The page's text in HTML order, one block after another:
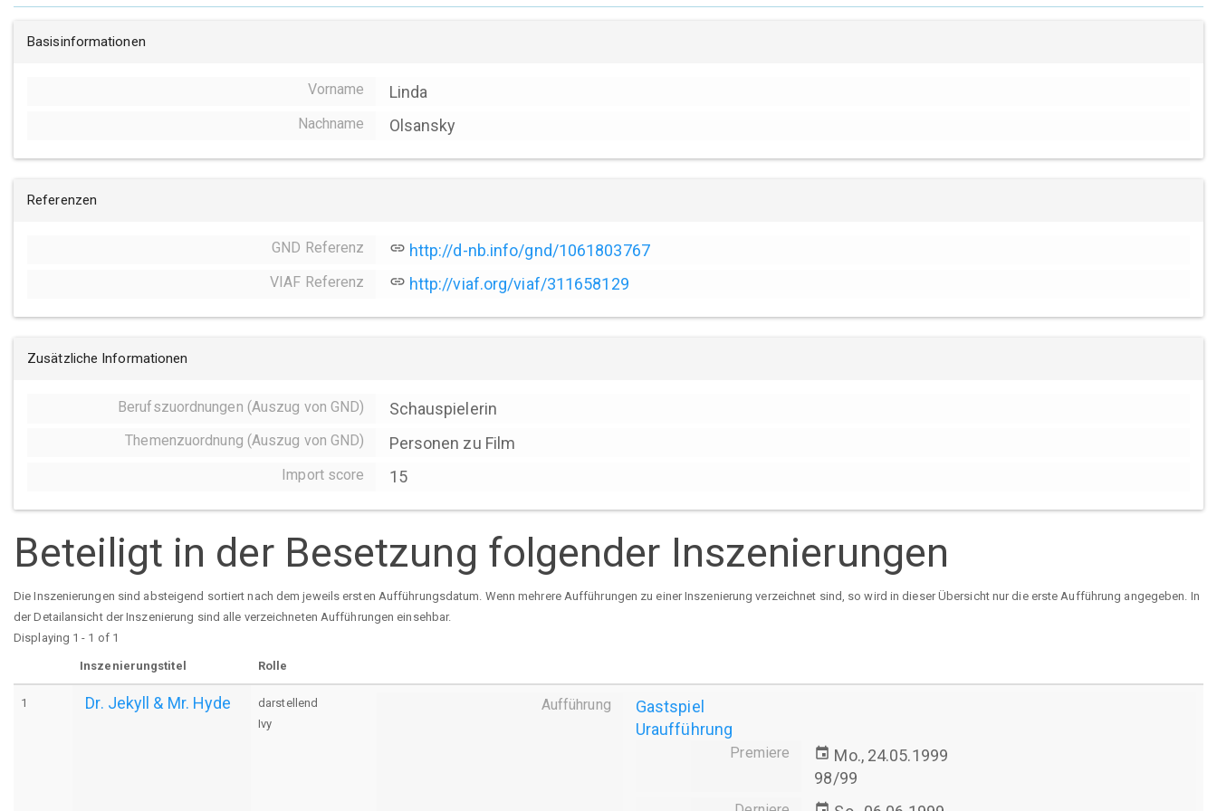
Basisinformationen
Vorname Linda
Nachname Olsansky
Referenzen
GND Referenz link http://d-nb.info/gnd/1061803767
VIAF Referenz link http://viaf.org/viaf/311658129
Zusätzliche Informationen
Berufszuordnungen (Auszug von GND) Schauspielerin
Themenzuordnung (Auszug von GND) Personen zu Film
Import score 15
Beteiligt in der Besetzung folgender Inszenierungen
Die Inszenierungen sind absteigend sortiert nach dem jeweils ersten Aufführungsdatum. Wenn mehrere Aufführungen zu einer Inszenierung verzeichnet sind, so wird in dieser Übersicht nur die erste Aufführung angegeben. In
der Detailansicht der Inszenierung sind alle verzeichneten Aufführungen einsehbar.
Displaying 1 - 1 of 1
Inszenierungstitel Rolle
1 Dr. Jekyll & Mr. Hyde
darstellend
Ivy
Aufführung
Gastspiel
Uraufführung
Premiere event Mo., 24.05.1999
98/99